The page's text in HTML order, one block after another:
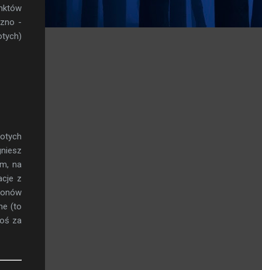
-
na
z
(to
za